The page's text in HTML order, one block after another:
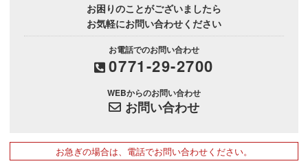
お困りのことがございましたら
お気軽にお問い合わせください
お電話でのお問い合わせ
0771-29-2700
WEBからのお問い合わせ
お問い合わせ
お急ぎの場合は、電話でお問い合わせください。